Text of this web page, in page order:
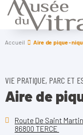
Accueil Aire de pique-
VIE PRATIQUE, PARC ET
Aire de
Route De Saint
86800 TERCE